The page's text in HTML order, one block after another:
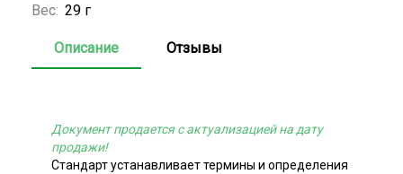
Вес: 29 г
Описание Отзывы
Документ продается с актуализацией на дату
продажи!
Стандарт устанавливает термины и определения